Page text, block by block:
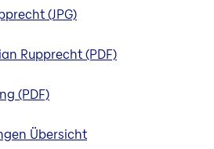
(JPG)
Rupprecht (PDF)
(PDF)
Übersicht